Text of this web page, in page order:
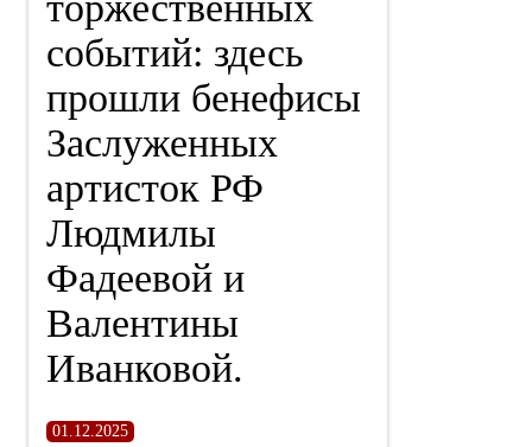
событий: здесь
прошли бенефисы
Заслуженных
артисток РФ
Людмилы
Фадеевой и
Валентины
Иванковой.
01.12.2025